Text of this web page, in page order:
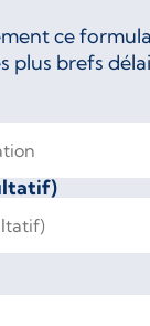
ce
plus brefs